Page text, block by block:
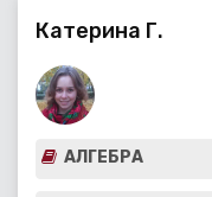
Катерина Г.
АЛГЕБРА